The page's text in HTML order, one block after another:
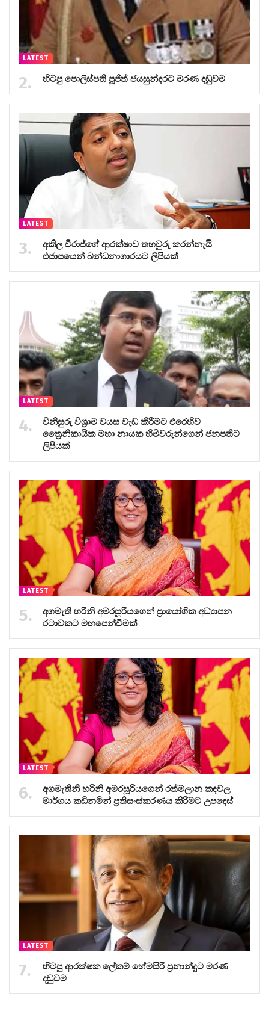
LATEST
හිටපු පොලිස්පති පූජිත් ජයසුන්දරට මරණ දඬුවම
LATEST
අකිල විරාජ්ගේ ආරක්ෂාව තහවුරු කරන්නැයි
එජාපයෙන් බන්ධනාගාරයට ලිපියක්
LATEST
විනිසුරු විශ්‍රාම වයස වැඩ කිරීමට එරෙහිව
ත්‍රෛනිකායික මහා නායක හිමිවරුන්ගෙන් ජනපතිට
ලිපියක්
LATEST
අගමැති හරිනි අමරසූරියගෙන් ප්‍රායෝගික අධ්‍යාපන
රටාවකට මඟපෙන්වීමක්
LATEST
අගමැතිනි හරිනි අමරසූරියගෙන් රත්මලාන කඳවල
මාර්ගය කඩිනමින් ප්‍රතිසංස්කරණය කිරීමට උපදෙස්
LATEST
හිටපු ආරක්ෂක ලේකම් හේමසිරි ප්‍රනාන්දුට මරණ
දඬුවම